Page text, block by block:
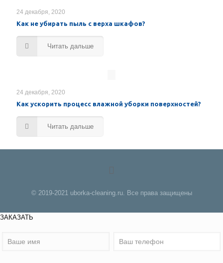
24 декабря, 2020
Как не убирать пыль с верха шкафов?
Читать дальше
24 декабря, 2020
Как ускорить процесс влажной уборки поверхностей?
Читать дальше
© 2019-2021 uborka-cleaning.ru. Все права защищены
ЗАКАЗАТЬ